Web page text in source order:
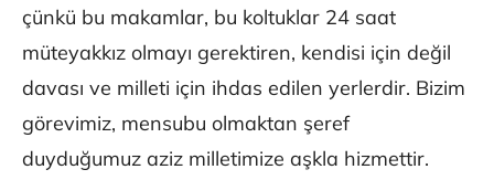
çünkü bu makamlar, bu koltuklar 24 saat
müteyakkız olmayı gerektiren, kendisi için değil
davası ve milleti için ihdas edilen yerlerdir. Bizim
görevimiz, mensubu olmaktan şeref
duyduğumuz aziz milletimize aşkla hizmettir.